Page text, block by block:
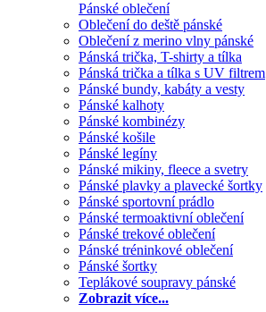
Pánské oblečení
Oblečení do deště pánské
Oblečení z merino vlny pánské
Pánská trička, T-shirty a tílka
Pánská trička a tílka s UV filtrem
Pánské bundy, kabáty a vesty
Pánské kalhoty
Pánské kombinézy
Pánské košile
Pánské legíny
Pánské mikiny, fleece a svetry
Pánské plavky a plavecké šortky
Pánské sportovní prádlo
Pánské termoaktivní oblečení
Pánské trekové oblečení
Pánské tréninkové oblečení
Pánské šortky
Teplákové soupravy pánské
Zobrazit více...